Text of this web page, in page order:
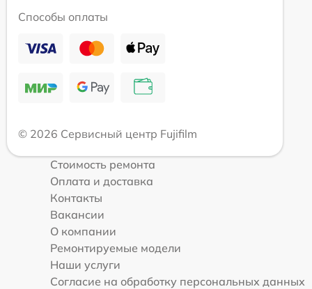
Способы оплаты
© 2026 Сервисный центр Fujifilm
Стоимость ремонта
Оплата и доставка
Контакты
Вакансии
О компании
Ремонтируемые модели
Наши услуги
Согласие на обработку персональных данных